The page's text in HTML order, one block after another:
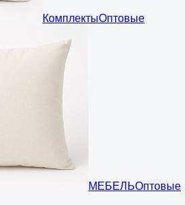
КомплектыОптовые
МЕБЕЛЬОптовые